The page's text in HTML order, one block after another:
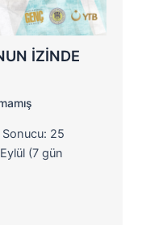
İZİNDE
25
(7 gün